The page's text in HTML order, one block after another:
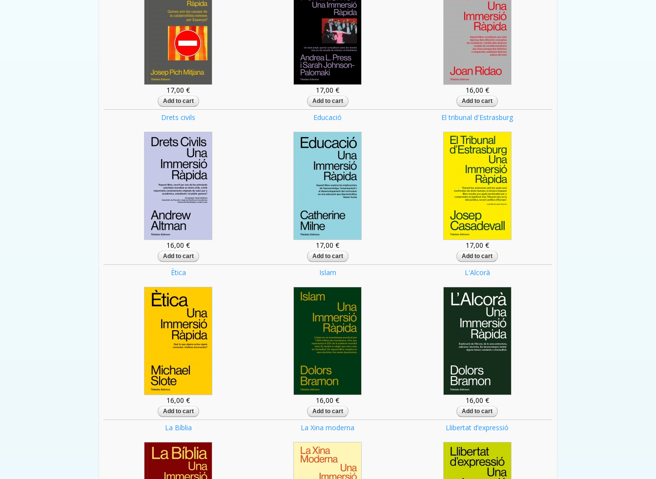
17,00 € 17,00 € 16,00 €
Drets civils
16,00 €
Educació
17,00 €
El tribunal d'Estrasburg
17,00 €
Ètica
16,00 €
Islam
16,00 €
L'Alcorà
16,00 €
La Bíblia La Xina moderna Llibertat d’expressió